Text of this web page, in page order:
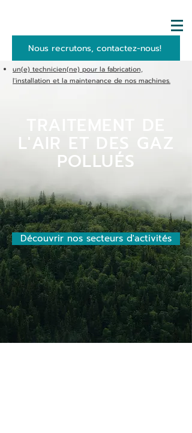
Nous recrutons, contactez-nous!
un(e) technicien(ne) pour la fabrication,
l'installation et la maintenance de nos machines.
L'AIR ET DES GAZ
POLLUÉS
Découvrir nos secteurs d'activités